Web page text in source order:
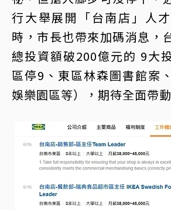
行大舉展開「台南店」人
時，市長也帶來加碼消息，
總投資額破200億元的 9大
區停9、東區林森圖書館案
娛樂園區等），期待全面帶